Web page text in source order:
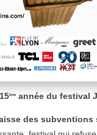
ème année du festival
des subventions